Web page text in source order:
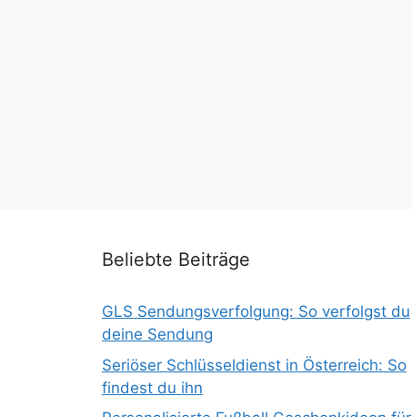
Beliebte Beiträge
GLS Sendungsverfolgung: So verfolgst du
deine Sendung
Seriöser Schlüsseldienst in Österreich: So
findest du ihn